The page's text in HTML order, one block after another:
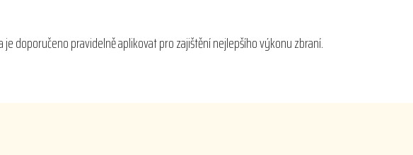
je doporučeno pravidelně aplikovat pro zajištění nejlepšího výkonu zbraní.